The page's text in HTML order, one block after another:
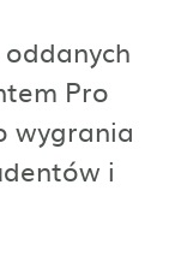
oddanych
Pro
wygrania
i